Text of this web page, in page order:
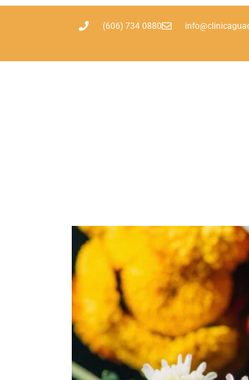
(606) 734 0880
Etiqueta:
El impacto de